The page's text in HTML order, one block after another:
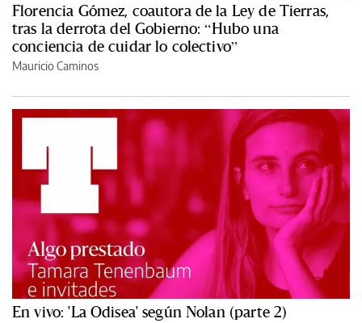
Florencia Gómez, coautora de la Ley de Tierras,
tras la derrota del Gobierno: “Hubo una
conciencia de cuidar lo colectivo”
Mauricio Caminos
En vivo: 'La Odisea' según Nolan (parte 2)